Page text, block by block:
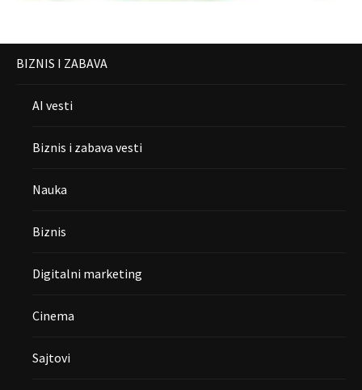
BIZNIS I ZABAVA
AI vesti
Biznis i zabava vesti
Nauka
Biznis
Digitalni marketing
Cinema
Sajtovi